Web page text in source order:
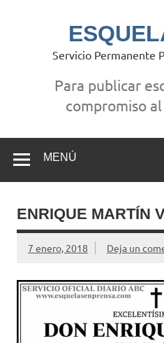
Servicio Permanente
Para publicar
compromiso
MENÚ
ENRIQUE MARTÍN
7 enero, 2018 Deja un